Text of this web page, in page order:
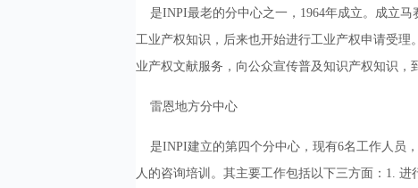
是INPI最老的分中心之一，1964年成立。成立马
工业产权知识，后来也开始进行工业产权申请受
业产权文献服务，向公众宣传普及知识产权知识，
雷恩地方分中心
是INPI建立的第四个分中心，现有6名工作人员
人的咨询培训。其主要工作包括以下三方面：1.